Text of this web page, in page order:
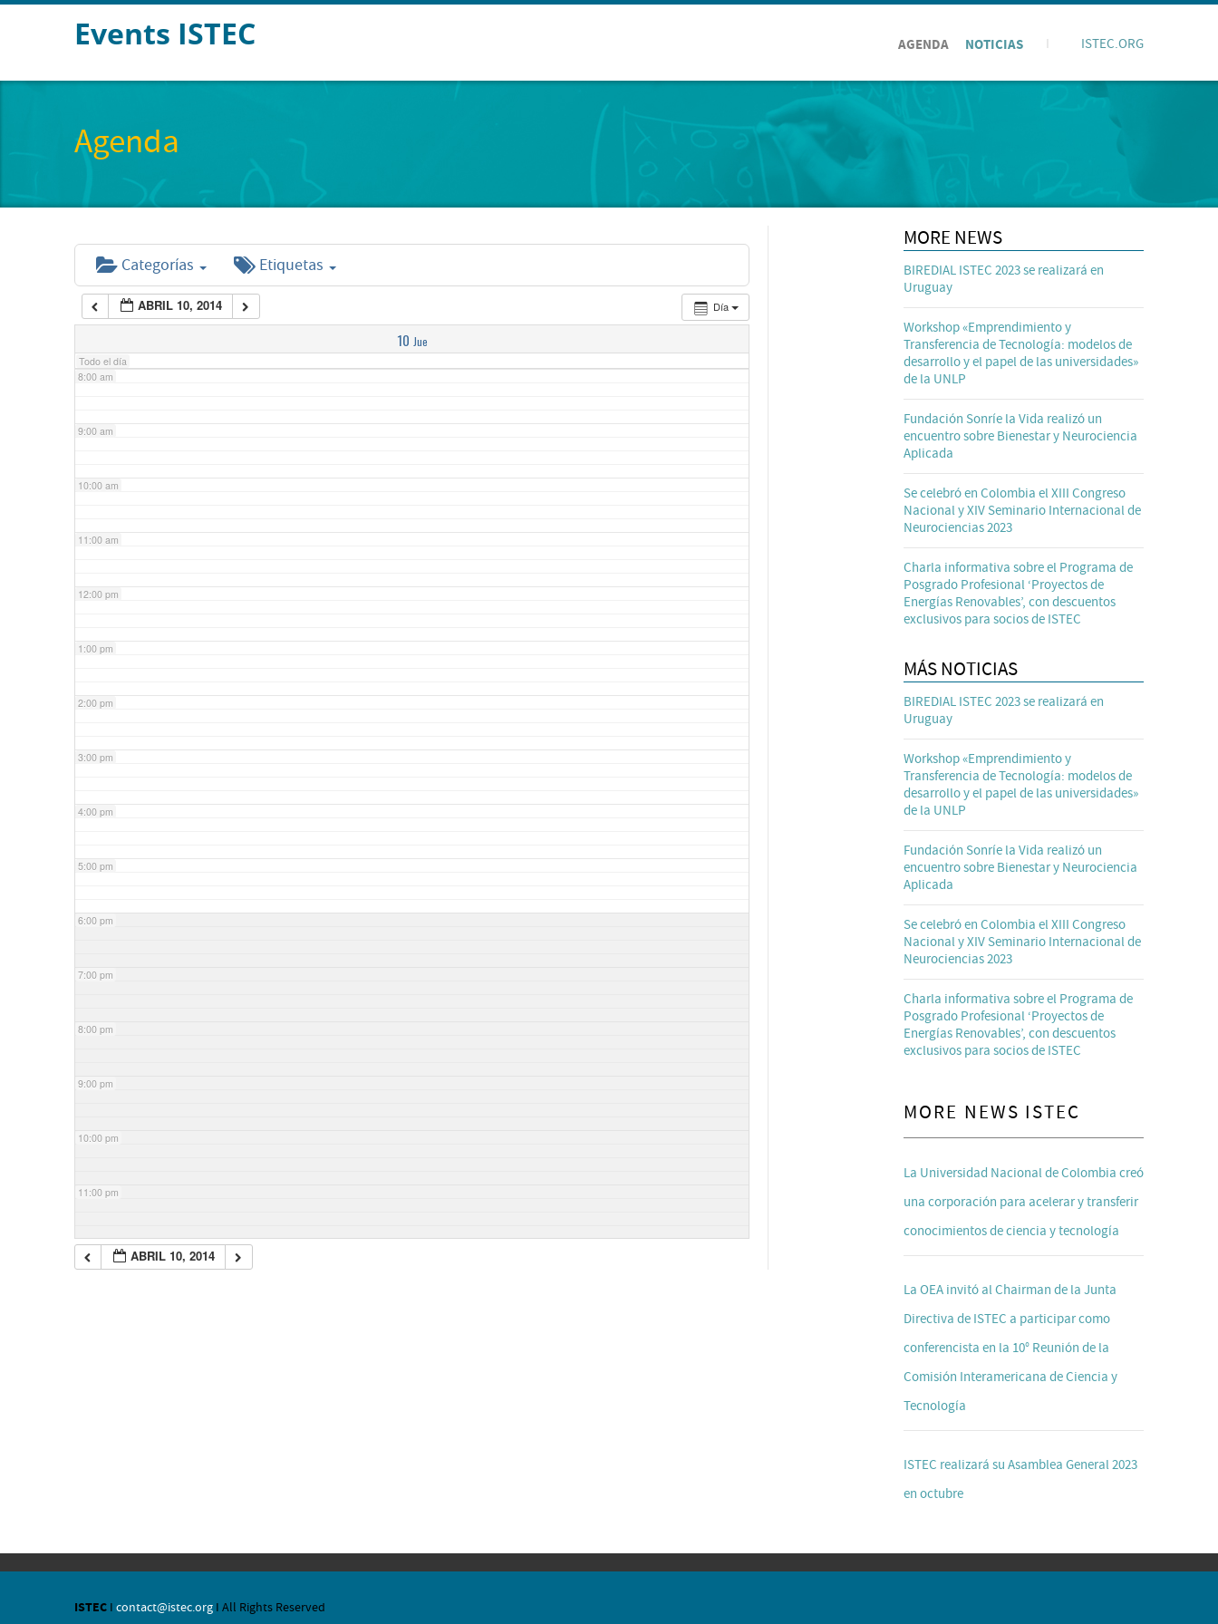
Events ISTEC AGENDA NOTICIAS ISTEC.ORG
Agenda
Categorías Etiquetas
Día
ABRIL 10, 2014
10 Jue
Todo el día
4:00 am
6:00 am
7:00 am
8:00 am
9:00 am
10:00 am
11:00 am
12:00 pm
1:00 pm
2:00 pm
3:00 pm
4:00 pm
5:00 pm
6:00 pm
7:00 pm
8:00 pm
9:00 pm
10:00 pm
11:00 pm
ABRIL 10, 2014
MORE NEWS
BIREDIAL ISTEC 2023 se realizará en
Uruguay
Workshop «Emprendimiento y
Transferencia de Tecnología: modelos de
desarrollo y el papel de las universidades»
de la UNLP
Fundación Sonríe la Vida realizó un
encuentro sobre Bienestar y Neurociencia
Aplicada
Se celebró en Colombia el XIII Congreso
Nacional y XIV Seminario Internacional de
Neurociencias 2023
Charla informativa sobre el Programa de
Posgrado Profesional ‘Proyectos de
Energías Renovables’, con descuentos
exclusivos para socios de ISTEC
MÁS NOTICIAS
BIREDIAL ISTEC 2023 se realizará en
Uruguay
Workshop «Emprendimiento y
Transferencia de Tecnología: modelos de
desarrollo y el papel de las universidades»
de la UNLP
Fundación Sonríe la Vida realizó un
encuentro sobre Bienestar y Neurociencia
Aplicada
Se celebró en Colombia el XIII Congreso
Nacional y XIV Seminario Internacional de
Neurociencias 2023
Charla informativa sobre el Programa de
Posgrado Profesional ‘Proyectos de
Energías Renovables’, con descuentos
exclusivos para socios de ISTEC
MORE NEWS ISTEC
La Universidad Nacional de Colombia creó
una corporación para acelerar y transferir
conocimientos de ciencia y tecnología
La OEA invitó al Chairman de la Junta
Directiva de ISTEC a participar como
conferencista en la 10° Reunión de la
Comisión Interamericana de Ciencia y
Tecnología
ISTEC realizará su Asamblea General 2023
en octubre
ISTEC I contact@istec.org I All Rights Reserved